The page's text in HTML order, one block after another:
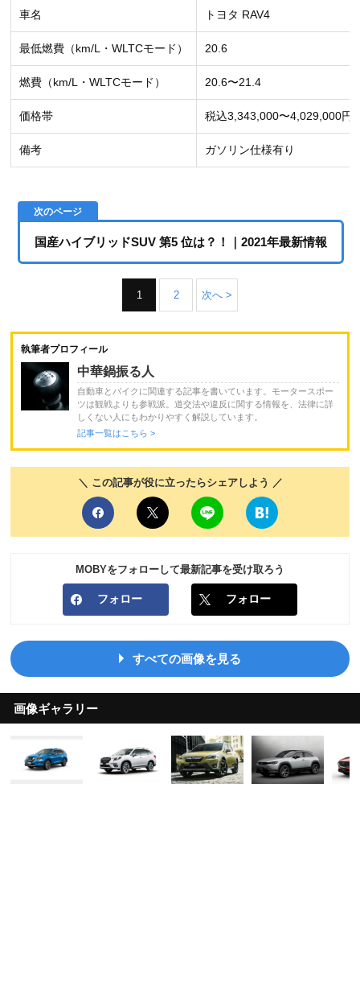
車名 トヨタ RAV4
最低燃費（km/L・WLTCモード） 20.6
燃費（km/L・WLTCモード） 20.6〜21.4
価格帯 税込3,343,000〜4,029,000円
備考 ガソリン仕様有り
国産ハイブリッドSUV 第5 位は？！｜2021年最新情報
1 2 次へ >
執筆者プロフィール
中華鍋振る人
自動車とバイクに関連する記事を書いています。モータースポー
ツは観戦よりも参戦派。道交法や違反に関する情報を、法律に詳
しくない人にもわかりやすく解説しています。
記事一覧はこちら >
＼ この記事が役に立ったらシェアしよう ／
MOBYをフォローして最新記事を受け取ろう
フォロー フォロー
すべての画像を見る
画像ギャラリー